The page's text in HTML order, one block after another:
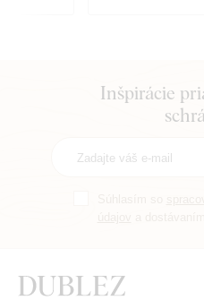
Inšpirácie